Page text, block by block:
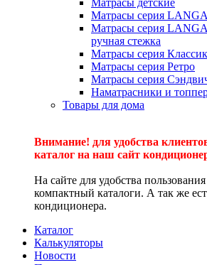
Матрасы детские
Матрасы серия LANGA
Матрасы серия
ручная стежка
Матрасы серия
Матрасы серия Ретро
Матрасы серия
Наматрасники и
Товары для дома
Внимание! для удобства
каталог на наш сайт
На сайте для удобства
компактный каталоги. А так же
кондиционера.
Каталог
Калькуляторы
Новости